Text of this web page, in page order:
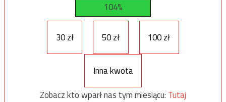
104%
30 zł 50 zł 100 zł
Inna kwota
Zobacz kto wparł nas tym miesiącu: Tutaj